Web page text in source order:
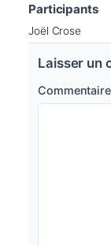
Participants
Joël Crose
Laisser un
Commentaire